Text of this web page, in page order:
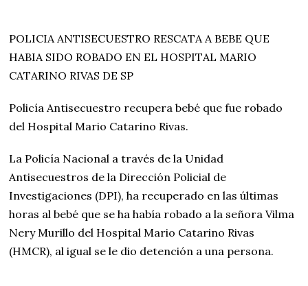
POLICIA ANTISECUESTRO RESCATA A BEBE QUE
HABIA SIDO ROBADO EN EL HOSPITAL MARIO
CATARINO RIVAS DE SP
Policía Antisecuestro recupera bebé que fue robado
del Hospital Mario Catarino Rivas.
La Policía Nacional a través de la Unidad
Antisecuestros de la Dirección Policial de
Investigaciones (DPI), ha recuperado en las últimas
horas al bebé que se ha había robado a la señora Vilma
Nery Murillo del Hospital Mario Catarino Rivas
(HMCR), al igual se le dio detención a una persona.